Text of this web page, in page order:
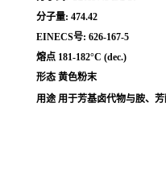
分子量: 474.42
EINECS号: 626-167-5
熔点 181-182°C (dec.)
形态 黄色粉末
用途 用于芳基卤代物与胺、芳